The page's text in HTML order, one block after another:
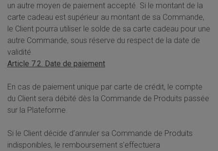
un autre moyen de paiement accepté. Si le montant de la
carte cadeau est supérieur au montant de sa Commande,
le Client pourra utiliser le solde de sa carte cadeau pour une
autre Commande, sous réserve du respect de la date de
validité.
Article 7.2. Date de paiement
En cas de paiement unique par carte de crédit, le compte
du Client sera débité dès la Commande de Produits passée
sur la Plateforme.
Si le Client décide d’annuler sa Commande de Produits
indisponibles, le remboursement s’effectuera